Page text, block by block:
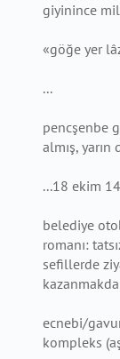
giyinince
«göğe yer
...
pencşenbe
almış, yarın
...18 ekim
belediye
romanı:
sefillerde
ecnebi/
kompleks